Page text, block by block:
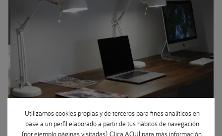
Utilizamos cookies propias y de terceros para fines analíticos en
base a un perfil elaborado a partir de tus hábitos de navegación
(por ejemplo, páginas visitadas). Clica AQUÍpara más información.